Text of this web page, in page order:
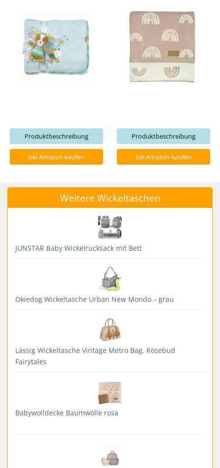
Produktbeschreibung
bei Amazon kaufen
Produktbeschreibung
bei Amazon kaufen
Weitere Wickeltaschen
JUNSTAR Baby Wickelrucksack mit Bett
Okiedog Wickeltasche Urban New Mondo – grau
Lässig Wickeltasche Vintage Metro Bag, Rosebud
Fairytales
Babywolldecke Baumwolle rosa